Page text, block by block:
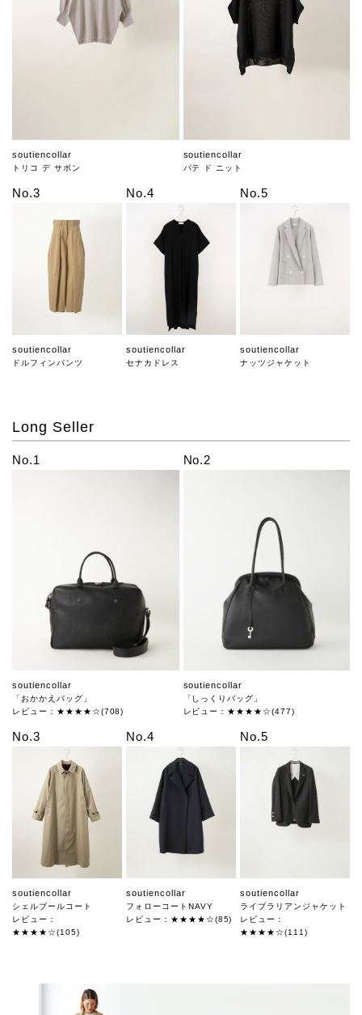
soutiencollar
トリコ デ サボン
soutiencollar
パテ ド ニット
No.3
soutiencollar
ドルフィンパンツ
No.4
soutiencollar
セナカドレス
No.5
soutiencollar
ナッツジャケット
Long Seller
No.1
soutiencollar
「おかかえバッグ」
レビュー：★★★★☆(708)
No.2
soutiencollar
「しっくりバッグ」
レビュー：★★★★☆(477)
No.3
soutiencollar
シェルブールコート
レビュー：
★★★★☆(105)
No.4
soutiencollar
フォローコートNAVY
レビュー：★★★★☆(85)
No.5
soutiencollar
ライブラリアンジャケット
レビュー：
★★★★☆(111)